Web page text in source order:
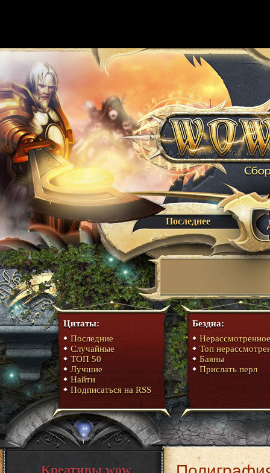
Последнее
Цитаты:
Последние
Случайные
ТОП 50
Лучшие
Найти
Подписаться на RSS
Бездна:
Нерассмотренное
Топ
Баяны
Прислать перл
Креативы wow